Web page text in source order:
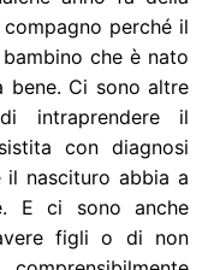
perché il
che è nato
bene. Ci sono altre
intraprendere il
con diagnosi
il nascituro abbia a
E ci sono anche
figli o di non